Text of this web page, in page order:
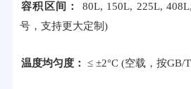
容积区间：
80L, 150L, 225L,
号，支持更大定制)
温度均匀度： ≤ ±2°C (空载，按GB/